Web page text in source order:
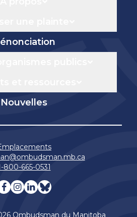
Nouvelles
800-665-0531
Visitez notre facebook page
Visitez notre instagram
Visitez notre linkedin
Visitez notre
Ombudsman du Manitoba